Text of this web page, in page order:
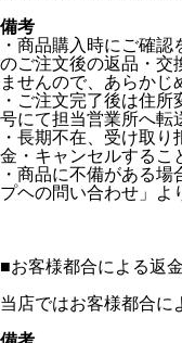
備考
・商品購入時にご確
のご注文後の返品・交
ませんので、あらかじ
・ご注文完了後は住
号にて担当営業所へ転
・長期不在、受け取
金・キャンセルするこ
・商品に不備がある
プヘの問い合わせ」よ
■お客様都合による返金
当店ではお客様都合に